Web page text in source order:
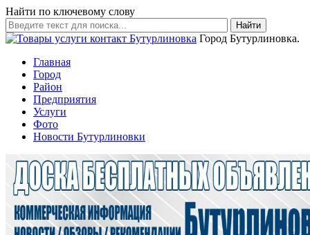
Найти по ключевому слову
Найти
Город Бутурлиновка.
Главная
Город
Район
Предприятия
Услуги
Фото
Новости Бутурлиновки